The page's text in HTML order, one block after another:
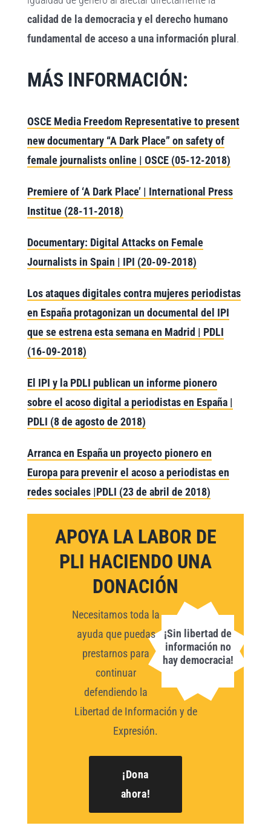
calidad de la democracia y el derecho humano
fundamental de acceso a una información plural .
MÁS INFORMACIÓN:
OSCE Media Freedom Representative to present
new documentary “A Dark Place” on safety of
female journalists online | OSCE (05-12-2018)
Premiere of ‘A Dark Place’ | International Press
Institue (28-11-2018)
Documentary: Digital Attacks on Female
Journalists in Spain | IPI (20-09-2018)
Los ataques digitales contra mujeres periodistas
en España protagonizan un documental del IPI
que se estrena esta semana en Madrid | PDLI
(16-09-2018)
El IPI y la PDLI publican un informe pionero
sobre el acoso digital a periodistas en España |
PDLI (8 de agosto de 2018)
Arranca en España un proyecto pionero en
Europa para prevenir el acoso a periodistas en
redes sociales |PDLI (23 de abril de 2018)
APOYA LA LABOR DE
PLI HACIENDO UNA
DONACIÓN
¡Sin libertad de
información no
hay democracia!
Necesitamos toda la
ayuda que puedas
prestarnos para
continuar
defendiendo la
Libertad de Información y de
Expresión.
¡Dona
ahora!